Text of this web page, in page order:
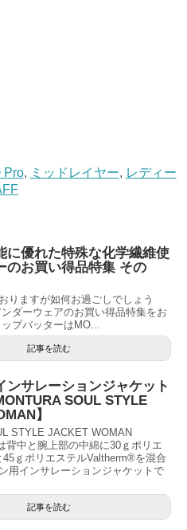
Pro, ミッドレイヤー, レディー
に優れた特殊な化学繊維使
のお買い得品特集 その
りますが如何お過ごしでしょう
ダーウェアのお買い得品特集をお
プバッターはMO...
記事を読む
ンサレーションジャケット
SOUL STYLE
】
STYLE JACKET WOMAN
背中と腕上部の中綿に30ｇポリエ
45ｇポリエステルValtherm®を混合
用インサレーションジャケットで
記事を読む